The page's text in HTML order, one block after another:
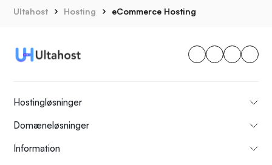
Ultahost Hosting eCommerce Hosting
Hostingløsninger
Domæneløsninger
Information